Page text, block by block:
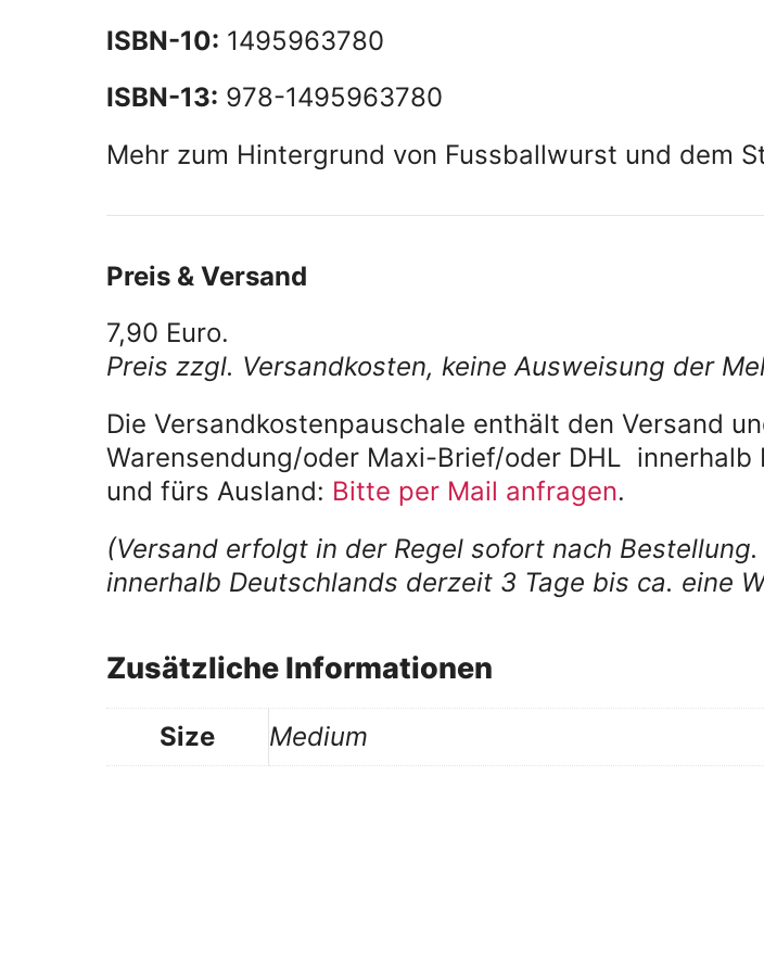
ISBN-10: 1495963780
ISBN-13: 978-1495963780
Mehr zum Hintergrund von Fussballwurst und dem
Preis & Versand
7,90 Euro.
Preis zzgl. Versandkosten, keine Ausweisung der
Die Versandkostenpauschale enthält den Versand
Warensendung/oder Maxi-Brief/oder DHL innerhalb
und fürs Ausland: Bitte per Mail anfragen.
(Versand erfolgt in der Regel sofort nach
innerhalb Deutschlands derzeit 3 Tage bis ca. eine
Zusätzliche Informationen
Size Medium